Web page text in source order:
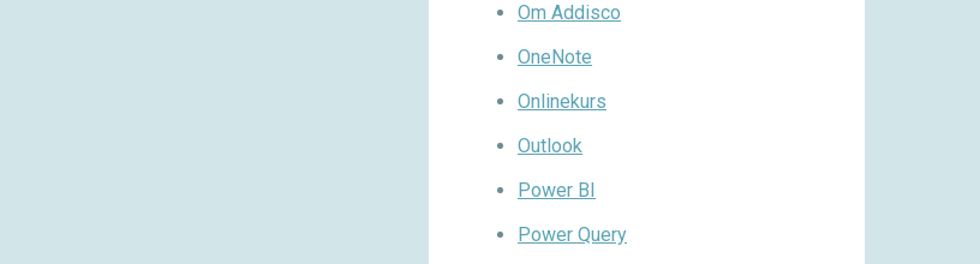
Om Addisco
OneNote
Onlinekurs
Outlook
Power BI
Power Query